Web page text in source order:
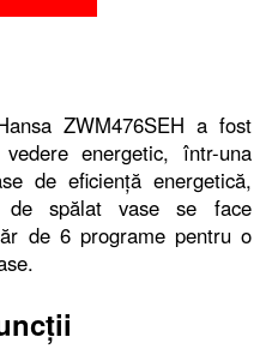
ZWM476SEH a fost
energetic, într-una
de eficiență energetică,
de spălat vase se face
de 6 programe pentru o